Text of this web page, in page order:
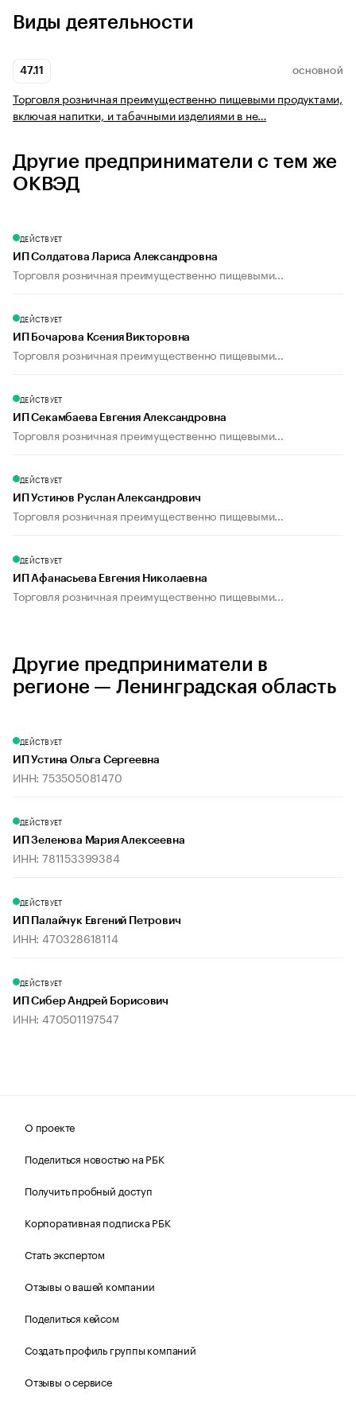
Виды деятельности
47.11 ОСНОВНОЙ
Торговля розничная преимущественно пищевыми продуктами,
включая напитки, и табачными изделиями в не…
Другие предприниматели с тем же
ОКВЭД
ДЕЙСТВУЕТ
ИП Солдатова Лариса Александровна
Торговля розничная преимущественно пищевыми...
ДЕЙСТВУЕТ
ИП Бочарова Ксения Викторовна
Торговля розничная преимущественно пищевыми...
ДЕЙСТВУЕТ
ИП Секамбаева Евгения Александровна
Торговля розничная преимущественно пищевыми...
ДЕЙСТВУЕТ
ИП Устинов Руслан Александрович
Торговля розничная преимущественно пищевыми...
ДЕЙСТВУЕТ
ИП Афанасьева Евгения Николаевна
Торговля розничная преимущественно пищевыми...
Другие предприниматели в
регионе — Ленинградская область
ДЕЙСТВУЕТ
ИП Устина Ольга Сергеевна
ИНН: 753505081470
ДЕЙСТВУЕТ
ИП Зеленова Мария Алексеевна
ИНН: 781153399384
ДЕЙСТВУЕТ
ИП Палайчук Евгений Петрович
ИНН: 470328618114
ДЕЙСТВУЕТ
ИП Сибер Андрей Борисович
ИНН: 470501197547
О проекте
Поделиться новостью на РБК
Получить пробный доступ
Корпоративная подписка РБК
Стать экспертом
Отзывы о вашей компании
Поделиться кейсом
Создать профиль группы компаний
Отзывы о сервисе